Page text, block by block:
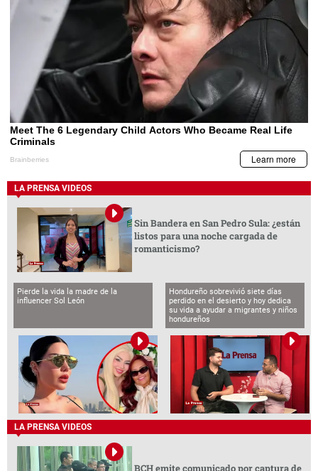
LA PRENSA VIDEOS
Sin Bandera en San Pedro Sula: ¿están
listos para una noche cargada de
romanticismo?
Pierde la vida la madre de la
influencer Sol León
Hondureño sobrevivió siete días
perdido en el desierto y hoy dedica
su vida a ayudar a migrantes y niños
hondureños
LA PRENSA VIDEOS
BCH emite comunicado por captura de